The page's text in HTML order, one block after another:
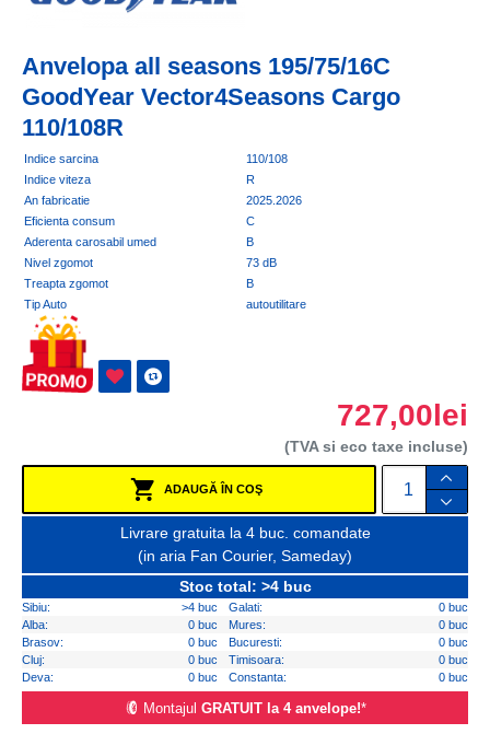
Anvelopa all seasons 195/75/16C
GoodYear Vector4Seasons Cargo
110/108R
Indice sarcina
110/108
Indice viteza
R
An fabricatie
2025.2026
Eficienta consum
C
Aderenta carosabil umed
B
Nivel zgomot
73 dB
Treapta zgomot
B
Tip Auto
autoutilitare
727,00lei
(TVA si eco taxe incluse)
ADAUGĂ ÎN COŞ
Livrare gratuita la 4 buc. comandate
(in aria Fan Courier, Sameday)
Stoc total: >4 buc
Sibiu: >4 buc Galati:
0 buc
Alba:
0 buc Mures:
0 buc
Brasov:
0 buc Bucuresti:
0 buc
Cluj:
0 buc Timisoara:
0 buc
Deva:
0 buc Constanta: 0 buc
Montajul GRATUIT la 4 anvelope!*